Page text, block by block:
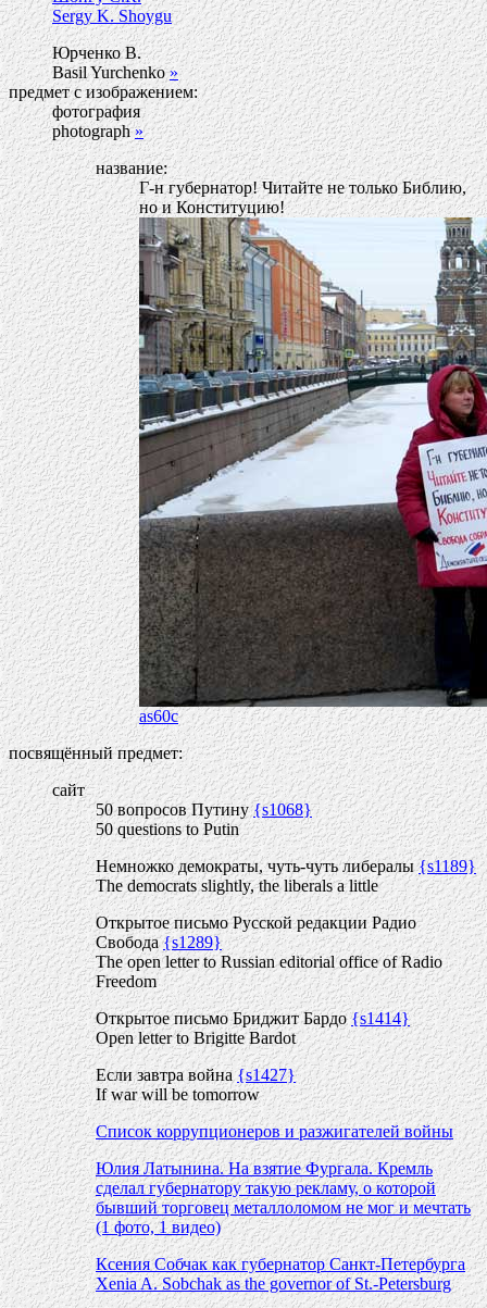
Sergy K. Shoygu
Юрченко В.
Basil Yurchenko»
предмет с изображением:
фотография
photograph»
название:
Г-н губернатор! Читайте не только Библию,
но и Конституцию!
as60c
посвящённый предмет:
сайт
50 вопросов Путину{s1068}
50 questions to Putin
Немножко демократы, чуть-чуть либералы{s1189}
The democrats slightly, the liberals a little
Открытое письмо Русской редакции Радио
Свобода{s1289}
The open letter to Russian editorial office of Radio
Freedom
Открытое письмо Бриджит Бардо{s1414}
Open letter to Brigitte Bardot
Если завтра война{s1427}
If war will be tomorrow
Список коррупционеров и разжигателей войны
Юлия Латынина. На взятие Фургала. Кремль
сделал губернатору такую рекламу, о которой
бывший торговец металлоломом не мог и мечтать
(1 фото, 1 видео)
Ксения Собчак как губернатор Санкт-Петербурга
Xenia A. Sobchak as the governor of St.-Petersburg